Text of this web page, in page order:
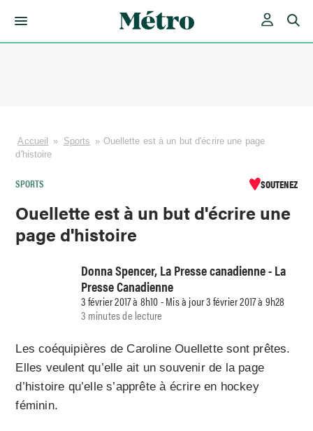
Accueil » Sports » Ouellette est à un but d'écrire une page
d'histoire
SPORTS SOUTENEZ
Ouellette est à un but d'écrire une
page d'histoire
Donna Spencer, La Presse canadienne - La
Presse Canadienne
3 février 2017 à 8h10 - Mis à jour 3 février 2017 à 9h28
3 minutes de lecture
Les coéquipières de Caroline Ouellette sont prêtes.
Elles veulent qu’elle ait un souvenir de la page
d’histoire qu’elle s’apprête à écrire en hockey
féminin.